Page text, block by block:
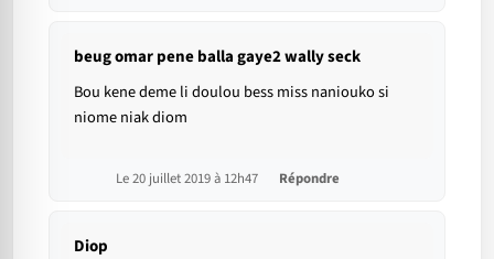
beug omar pene balla gaye2 wally seck
Bou kene deme li doulou bess miss naniouko si
niome niak diom
Le 20 juillet 2019 à 12h47 Répondre
Diop